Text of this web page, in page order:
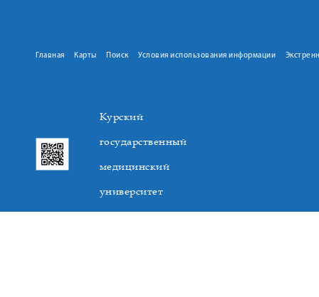
Главная Карты Поиск Условия использования информации
Курский
государственный
медицинский
университет